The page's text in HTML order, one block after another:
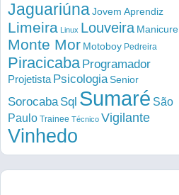
Jaguariúna Jovem Aprendiz
Limeira Linux Louveira Manicure
Monte Mor Motoboy Pedreira
Piracicaba Programador
Projetista PsicologiaSenior
Sorocaba Sql Sumaré São
Paulo Trainee Técnico Vigilante
Vinhedo